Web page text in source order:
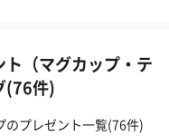
（マグカップ・テ
(76件)
のプレゼント一覧(76件)